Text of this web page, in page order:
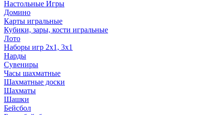
Настольные Игры
Домино
Карты игральные
Кубики, зары, кости игральные
Лото
Наборы игр 2х1, 3х1
Нарды
Сувениры
Часы шахматные
Шахматные доски
Шахматы
Шашки
Бейсбол